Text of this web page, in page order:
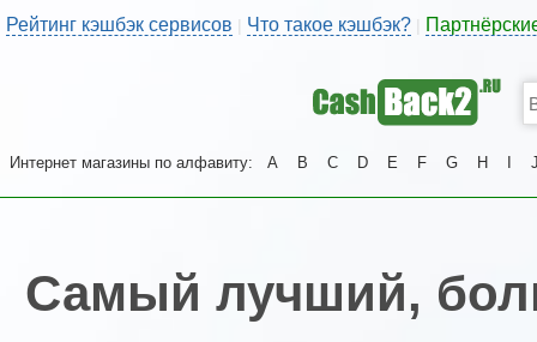
Рейтинг кэшбэк сервисов | Что такое кэшбэк?
Интернет магазины по алфавиту: A B C D E F G H
Самый лучший,